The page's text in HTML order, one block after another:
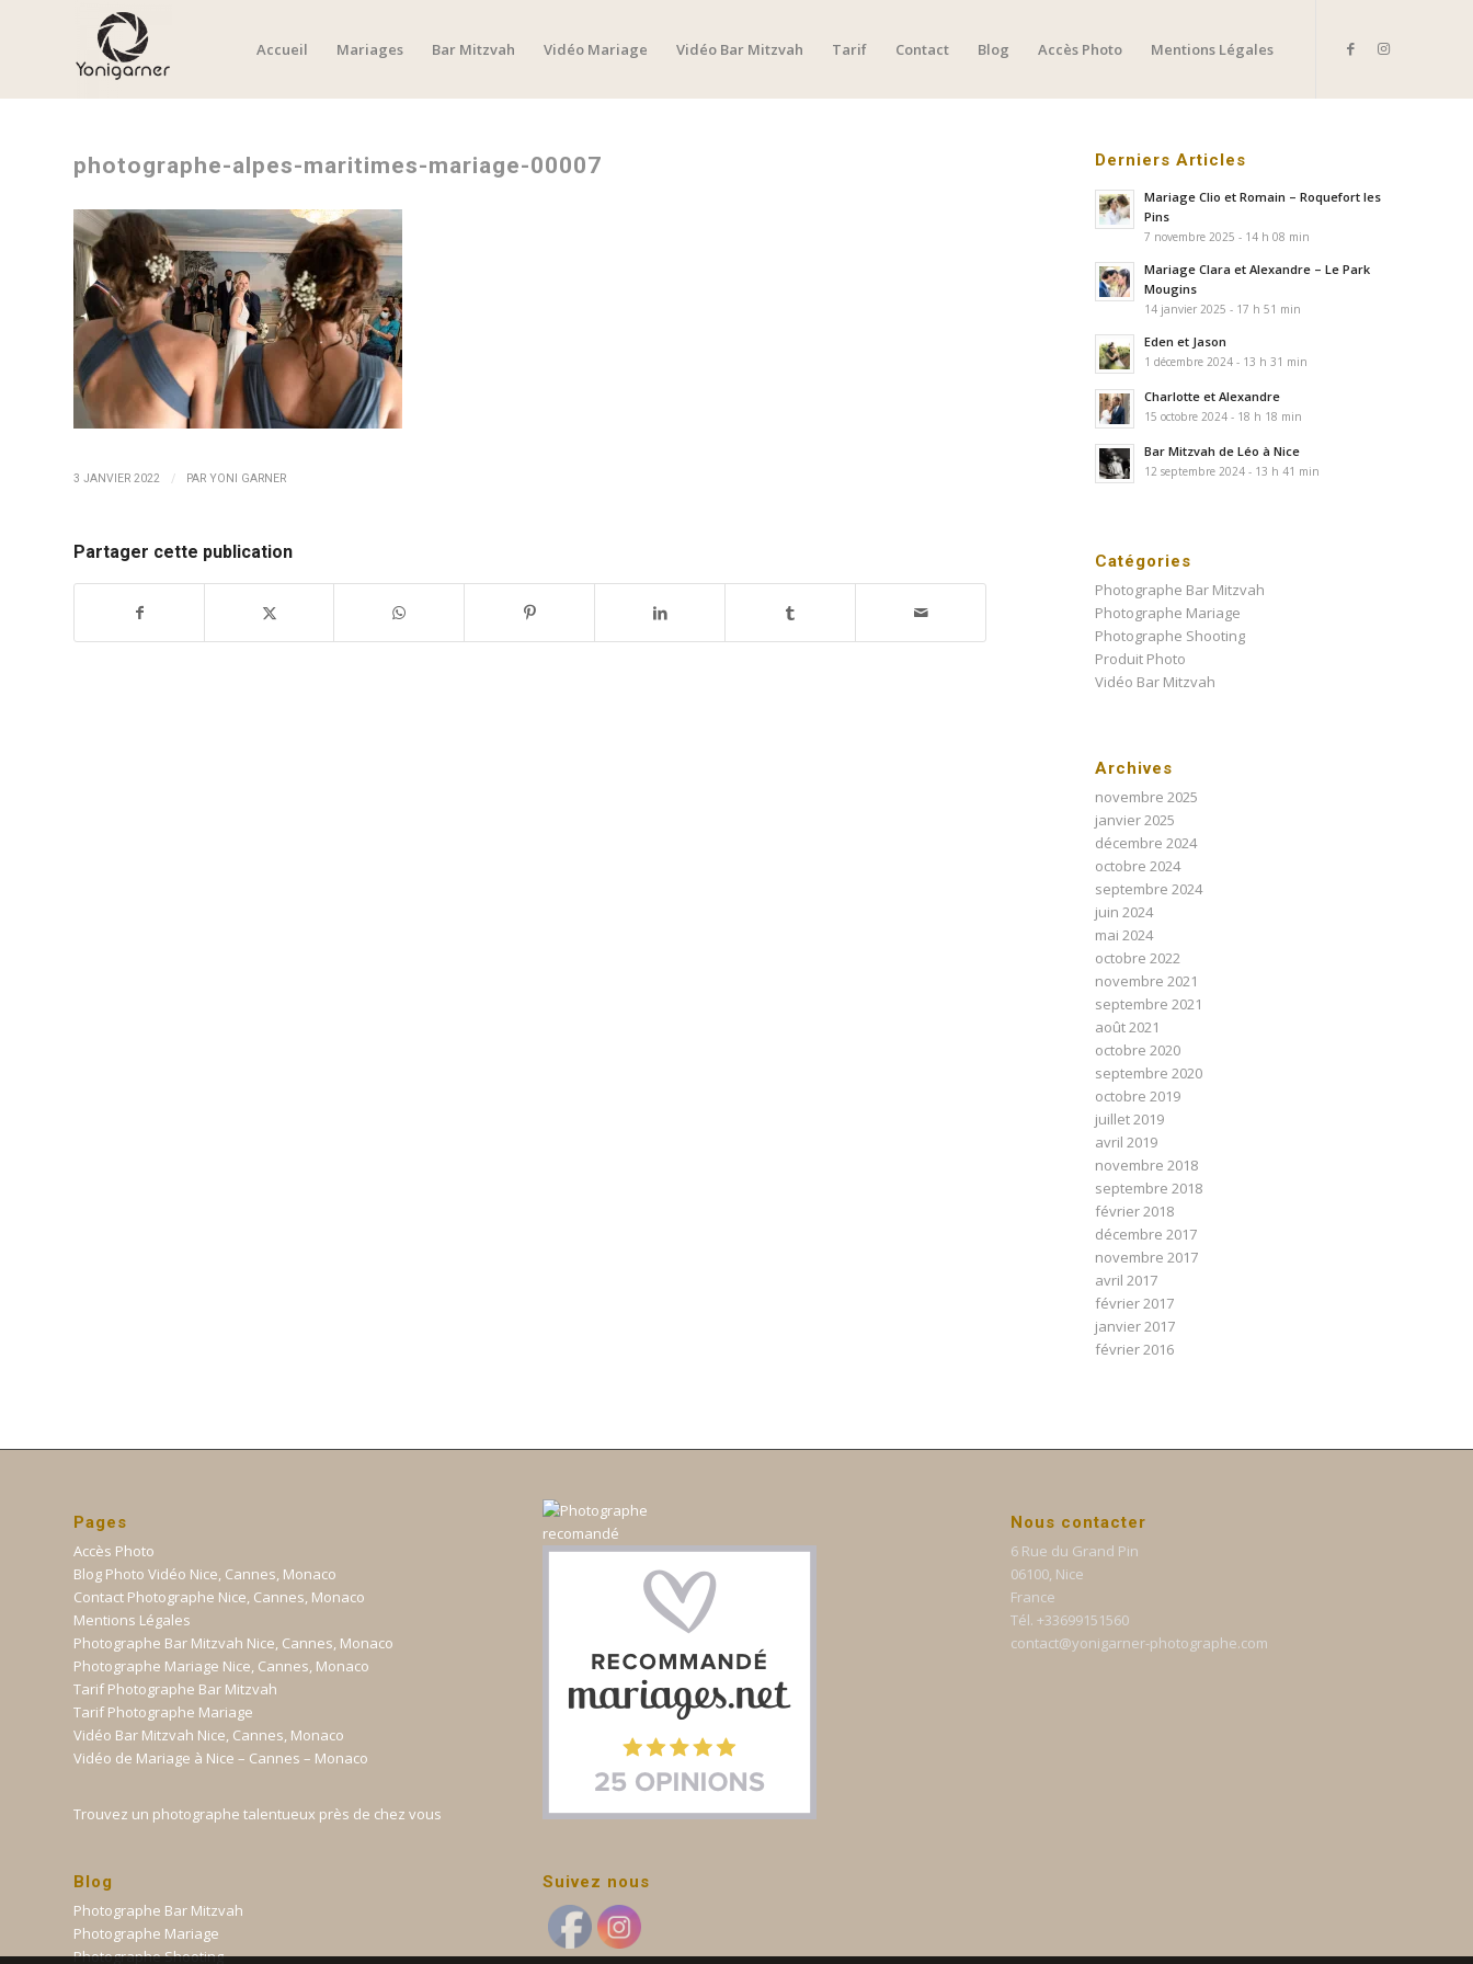
Accueil Mariages Bar Mitzvah Vidéo Mariage Vidéo Bar Mitzvah Tarif Contact Blog Accès Photo Mentions Légales
photographe-alpes-maritimes-mariage-00007
3 JANVIER 2022 / PAR YONI GARNER
Partager cette publication
Derniers Articles
Mariage Clio et Romain – Roquefort les
Pins
7 novembre 2025 - 14 h 08 min
Mariage Clara et Alexandre – Le Park
Mougins
14 janvier 2025 - 17 h 51 min
Eden et Jason
1 décembre 2024 - 13 h 31 min
Charlotte et Alexandre
15 octobre 2024 - 18 h 18 min
Bar Mitzvah de Léo à Nice
12 septembre 2024 - 13 h 41 min
Catégories
Photographe Bar Mitzvah
Photographe Mariage
Photographe Shooting
Produit Photo
Vidéo Bar Mitzvah
Archives
novembre 2025
janvier 2025
décembre 2024
octobre 2024
septembre 2024
juin 2024
mai 2024
octobre 2022
novembre 2021
septembre 2021
août 2021
octobre 2020
septembre 2020
octobre 2019
juillet 2019
avril 2019
novembre 2018
septembre 2018
février 2018
décembre 2017
novembre 2017
avril 2017
février 2017
janvier 2017
février 2016
Pages
Accès Photo
Blog Photo Vidéo Nice, Cannes, Monaco
Contact Photographe Nice, Cannes, Monaco
Mentions Légales
Photographe Bar Mitzvah Nice, Cannes, Monaco
Photographe Mariage Nice, Cannes, Monaco
Tarif Photographe Bar Mitzvah
Tarif Photographe Mariage
Vidéo Bar Mitzvah Nice, Cannes, Monaco
Vidéo de Mariage à Nice – Cannes – Monaco
Trouvez un photographe talentueux près de chez vous
Blog
Photographe Bar Mitzvah
Photographe Mariage
Photographe Shooting
Suivez nous
Nous contacter
6 Rue du Grand Pin
06100, Nice
France
Tél. +33699151560
contact@yonigarner-photographe.com